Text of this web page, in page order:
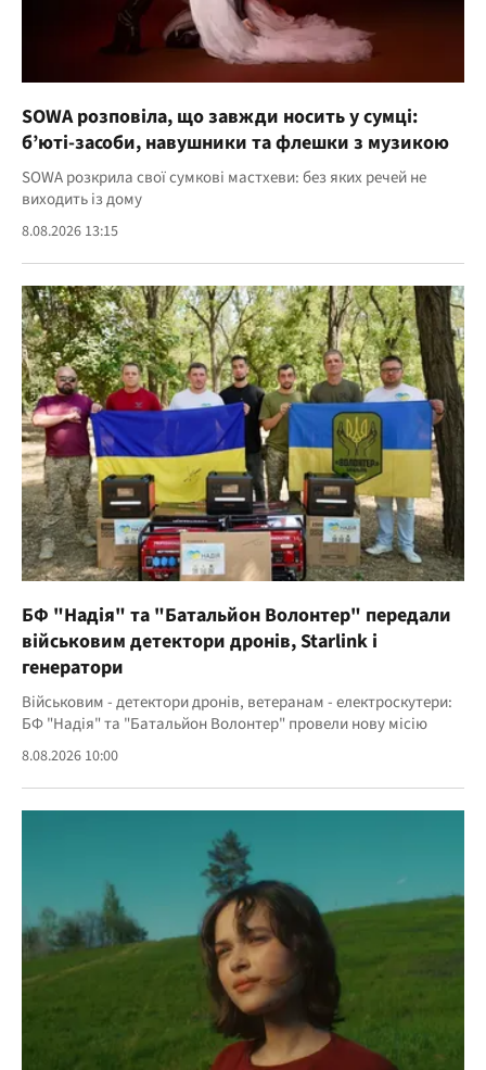
SOWA розповіла, що завжди носить у сумці:
б’юті-засоби, навушники та флешки з музикою
SOWA розкрила свої сумкові мастхеви: без яких речей не
виходить із дому
8.08.2026 13:15
БФ "Надія" та "Батальйон Волонтер" передали
військовим детектори дронів, Starlink і
генератори
Військовим - детектори дронів, ветеранам - електроскутери:
БФ "Надія" та "Батальйон Волонтер" провели нову місію
8.08.2026 10:00